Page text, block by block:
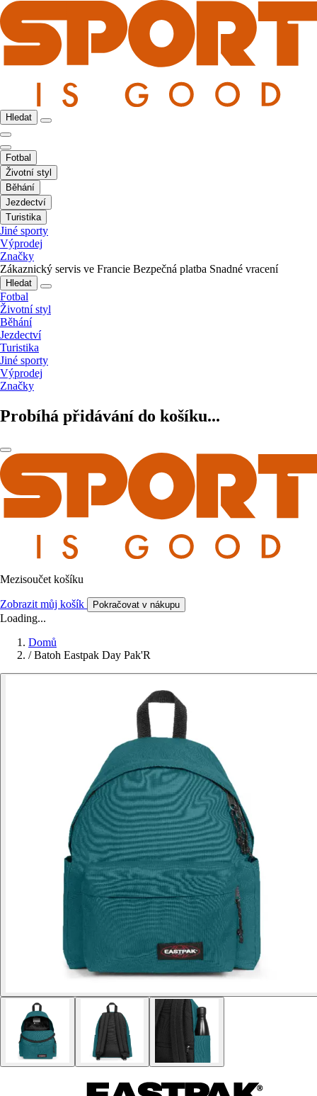
Hledat
Fotbal
Životní styl
Běhání
Jezdectví
Turistika
Jiné sporty
Výprodej
Značky
Zákaznický servis ve Francie Bezpečná platba Snadné vracení
Hledat
Fotbal
Životní styl
Běhání
Jezdectví
Turistika
Jiné sporty
Výprodej
Značky
Probíhá přidávání do košíku...
Mezisoučet košíku
Zobrazit můj košík Pokračovat v nákupu
Loading...
Domů
/ Batoh Eastpak Day Pak'R